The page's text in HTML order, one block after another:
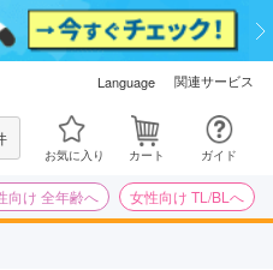
Language 関連サービス
お気に入り カート ガイド
向け 全年齢へ 女性向け TL/BLへ